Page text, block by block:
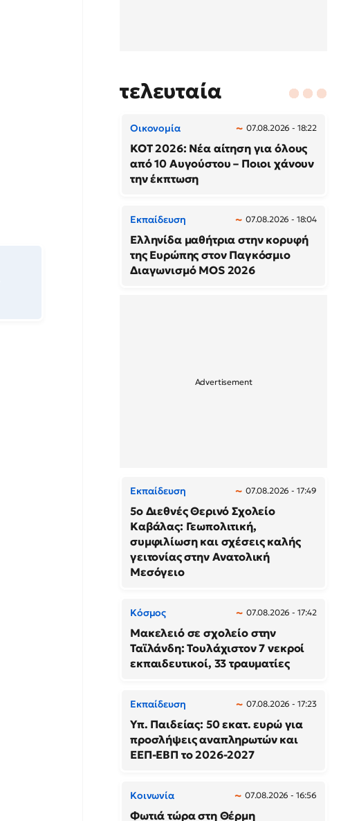
τελευταία
Οικονομία 07.08.2026 - 18:22
ΚΟΤ 2026: Νέα αίτηση για όλους
από 10 Αυγούστου – Ποιοι χάνουν
την έκπτωση
Εκπαίδευση 07.08.2026 - 18:04
Ελληνίδα μαθήτρια στην κορυφή
της Ευρώπης στον Παγκόσμιο
Διαγωνισμό MOS 2026
Εκπαίδευση 07.08.2026 - 17:49
5ο Διεθνές Θερινό Σχολείο
Καβάλας: Γεωπολιτική,
συμφιλίωση και σχέσεις καλής
γειτονίας στην Ανατολική
Μεσόγειο
Κόσμος 07.08.2026 - 17:42
Μακελειό σε σχολείο στην
Ταϊλάνδη: Τουλάχιστον 7 νεκροί
εκπαιδευτικοί, 33 τραυματίες
Εκπαίδευση 07.08.2026 - 17:23
Υπ. Παιδείας: 50 εκατ. ευρώ για
προσλήψεις αναπληρωτών και
ΕΕΠ-ΕΒΠ το 2026-2027
Κοινωνία 07.08.2026 - 16:56
Φωτιά τώρα στη Θέρμη